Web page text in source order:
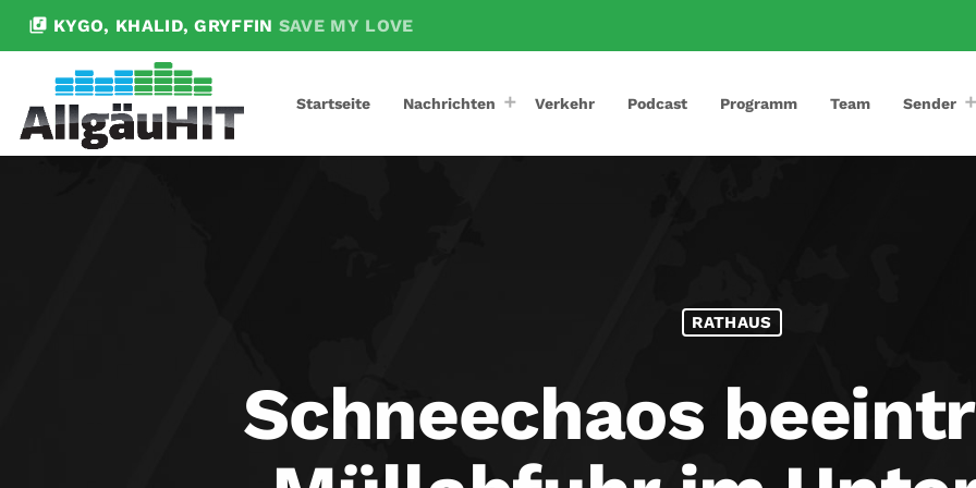
library_music KYGO, KHALID, GRYFFIN SAVE MY LOVE
Startseite Nachrichten Verkehr Podcast Programm Team Sender
RATHAUS
Schneechaos